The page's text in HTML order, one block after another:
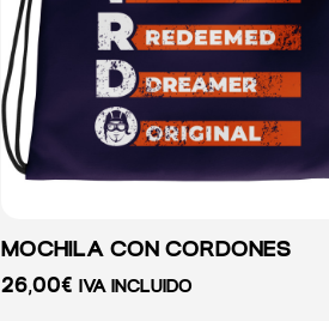
MOCHILA CON CORDONES
26,00€ IVA INCLUIDO